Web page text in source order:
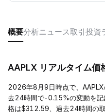
概要分析ニュース取引投資
AAPLX リアルタイム価
2026年8月9日時点で、
去24時間で-0.15%の変動を記
格は$312.59、過去24時間の